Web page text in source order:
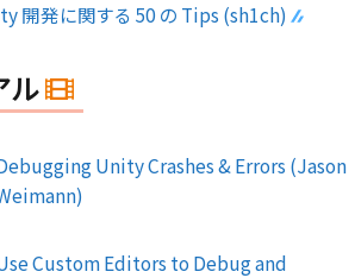
開発に関する 50 の Tips (sh1ch)
ル
Unity Crashes & Errors (Jason
Custom Editors to Debug and